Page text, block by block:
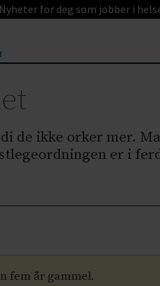
Nyheter for deg som jobber i
de ikke orker mer.
er i
fem år gammel.